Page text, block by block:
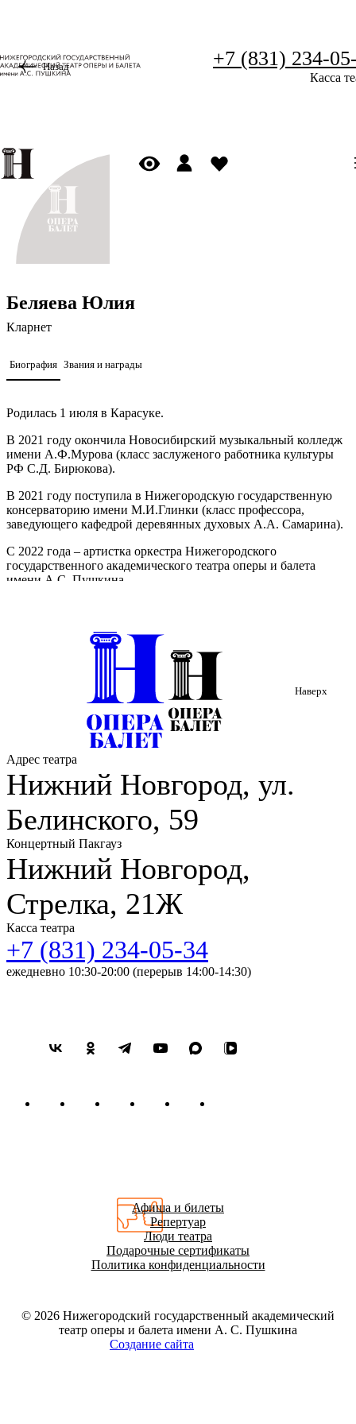
+7 (831) 234-
Касса
Назад
Беляева Юлия
Кларнет
Биография Звания и награды
Родилась 1 июля в Карасуке.
В 2021 году окончила Новосибирский музыкальный колледж
имени А.Ф.Мурова (класс заслуженого работника культуры
РФ С.Д. Бирюкова).
В 2021 году поступила в Нижегородскую государственную
консерваторию имени М.И.Глинки (класс профессора,
заведующего кафедрой деревянных духовых А.А. Самарина).
С 2022 года – артистка оркестра Нижегородского
государственного академического театра оперы и балета
имени А.С. Пушкина.
Наверх
Адрес театра
Нижний Новгород, ул.
Белинского, 59
Концертный Пакгауз
Нижний Новгород,
Стрелка, 21Ж
Касса театра
+7 (831) 234-05-34
ежедневно 10:30-20:00 (перерыв 14:00-14:30)
Афиша и билеты
Репертуар
Люди театра
Подарочные сертификаты
Политика конфиденциальности
© 2026 Нижегородский государственный академический
театр оперы и балета имени А. С. Пушкина
Создание сайта